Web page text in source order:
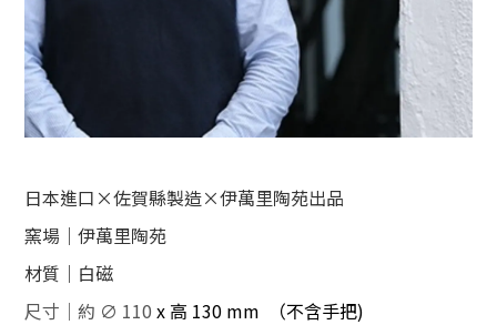
日本進口×佐賀縣製造×伊萬里陶苑出品
窯場｜伊萬里陶苑
材質｜白磁
尺寸｜ 約 ∅ 110 x 高 130 mm （不含手把)